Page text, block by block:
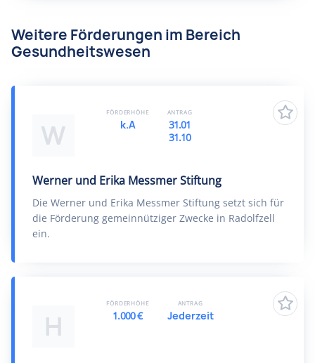
Weitere Förderungen im Bereich
Gesundheitswesen
W
Werner und Erika Messmer Stiftung
Die Werner und Erika Messmer Stiftung setzt sich für
die Förderung gemeinnütziger Zwecke in Radolfzell
ein.
FÖRDERHÖHE
k.A
ANTRAG
31.01
31.10
H
FÖRDERHÖHE
1.000 €
ANTRAG
Jederzeit